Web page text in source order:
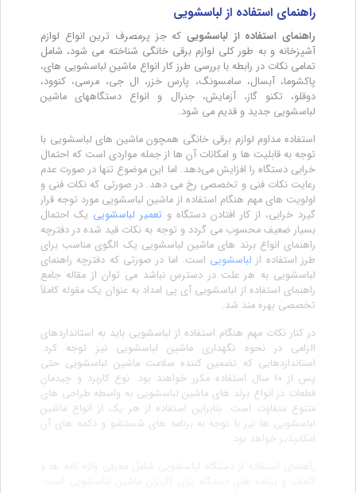
راهنمای استفاده از لباسشویی
راهنمای استفاده از لباسشویی که جز پرمصرف ترین انواع لوازم
آشپزخانه و به طور کلی لوازم برقی خانگی شناخته می شود، شامل
تمامی نکات در رابطه با بررسی طرز کار انواع ماشین لباسشویی های،
پاکشوما، آبسال، سامسونگ، پارس خزر، ال جی، مرسی، کنوود،
دوقلو، تکنو گاز، آزمایش، جنرال و انواع دستگاههای ماشین
لباسشویی جدید و قدیم می شود.
استفاده مداوم لوازم برقی خانگی همچون ماشین های لباسشویی با
توجه به قابلیت ها و امکانات آن ها از جمله مواردی است که احتمال
خرابی دستگاه را افزایش می‌دهد. اما این موضوع تنها در صورت عدم
رعایت نکات فنی و تخصصی رخ می دهد. در صورتی که نکات فنی و
اولویت های مهم هنگام استفاده از ماشین لباسشویی مورد توجه قرار
گیرد خرابی، از کار افتادن دستگاه و تعمیر لباسشویی یک احتمال
بسیار ضعیف محسوب می گردد و توجه به نکات قید شده در دفترچه
راهنمای انواع برند های ماشین لباسشویی یک الگوی مناسب برای
طرز استفاده از لباسشویی است. اما در صورتی که دفترچه راهنمای
لباسشویی به هر علت در دسترس نباشد می توان از مقاله جامع
راهنمای استفاده از لباسشویی آی پی امداد به عنوان یک مقوله کاملاً
تخصصی بهره مند شد.
در کنار نکات مهم هنگام استفاده از لباسشویی باید به استانداردهای
الزامی در نحوه نگهداری ماشین لباسشویی نیز توجه کرد.
استانداردهایی که تضمین کننده سلامت ماشین لباسشویی حتی
پس از ۱۰ سال استفاده مکرر خواهند بود. نوع کاربرد و چیدمان
قطعات در انواع برند های ماشین لباسشویی به واسطه طراحی های
متنوع متفاوت است. بنابراین استفاده از هر یک از انواع ماشین
لباسشویی ها نیز با توجه به برنامه های شستشو و دکمه های آن
امکانپذیر خواهد بود.